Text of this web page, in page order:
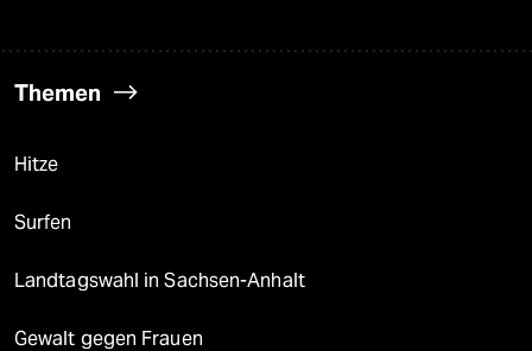
Themen
Hitze
Surfen
Landtagswahl in Sachsen-Anhalt
Gewalt gegen Frauen